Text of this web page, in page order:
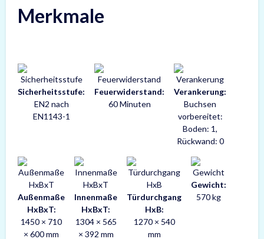
Merkmale
Sicherheitsstufe:
EN2 nach
EN1143-1
Feuerwiderstand:
60 Minuten
Verankerung:
Buchsen
vorbereitet:
Boden: 1,
Rückwand: 0
Außenmaße
HxBxT:
1450 × 710
× 600 mm
Innenmaße
HxBxT:
1304 × 565
× 392 mm
Türdurchgang
HxB:
1270 × 540
mm
Gewicht:
570 kg